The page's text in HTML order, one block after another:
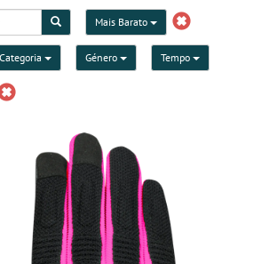
Mais Barato
Categoria Género Tempo